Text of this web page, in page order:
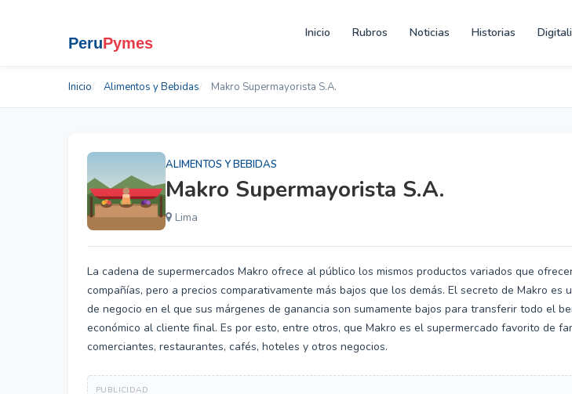
Inicio Rubros Noticias Historias
Inicio Alimentos y Bebidas Makro Supermayorista S.A.
ALIMENTOS Y BEBIDAS
Makro Supermayorista S.A.
Lima
La cadena de supermercados Makro ofrece al público los mismos productos variados que
compañías, pero a precios comparativamente más bajos que los demás. El secreto de Makro es
de negocio en el que sus márgenes de ganancia son sumamente bajos para transferir todo el
económico al cliente final. Es por esto, entre otros, que Makro es el supermercado favorito de
comerciantes, restaurantes, cafés, hoteles y otros negocios.